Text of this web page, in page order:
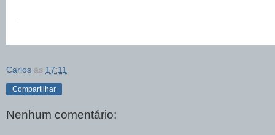
Carlos às 17:11
Compartilhar
Nenhum comentário: